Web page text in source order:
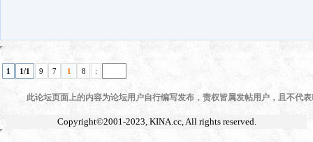
1 1/1 9 7 1 8 :
此论坛页面上的内容为论坛用户自行编写发布，责权皆属发帖用户，且不代
Copyright©2001-2023, KINA.cc, All rights reserved.